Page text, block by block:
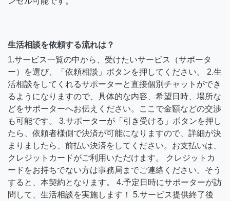
生活相談を依頼する流れは？
1.サービス一覧の中から、受けたいサービス（サポータ
ー）を選び、「依頼相談」ボタンを押してください。 2.生
活相談をしてくれるサポーターと直接個別チャットができ
るようになりますので、具体的な内容、希望日時、場所な
どをサポーターへお伝えください。ここで金額などの交渉
も可能です。 3.サポーターが「引き受ける」ボタンを押し
たら、依頼者様側で決済が可能になりますので、詳細が決
まりましたら、前払い決済をしてください。お支払いは、
クレジットカードがご利用いただけます。 クレジットカ
ードをお持ちでない方は事務局までご連絡ください。そう
すると、本契約となります。 4.予定日時にサポーターが訪
問して、生活相談を実施します！ 5.サービス提供終了後